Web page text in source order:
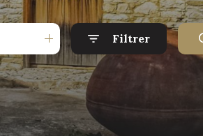
Filtrer